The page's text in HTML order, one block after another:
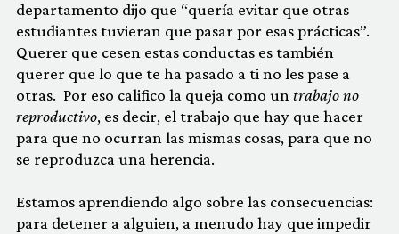
departamento dijo que “quería evitar que otras
estudiantes tuvieran que pasar por esas prácticas”.
Querer que cesen estas conductas es también
querer que lo que te ha pasado a ti no les pase a
otras. Por eso califico la queja como un trabajo no
reproductivo, es decir, el trabajo que hay que hacer
para que no ocurran las mismas cosas, para que no
se reproduzca una herencia.
Estamos aprendiendo algo sobre las consecuencias:
para detener a alguien, a menudo hay que impedir